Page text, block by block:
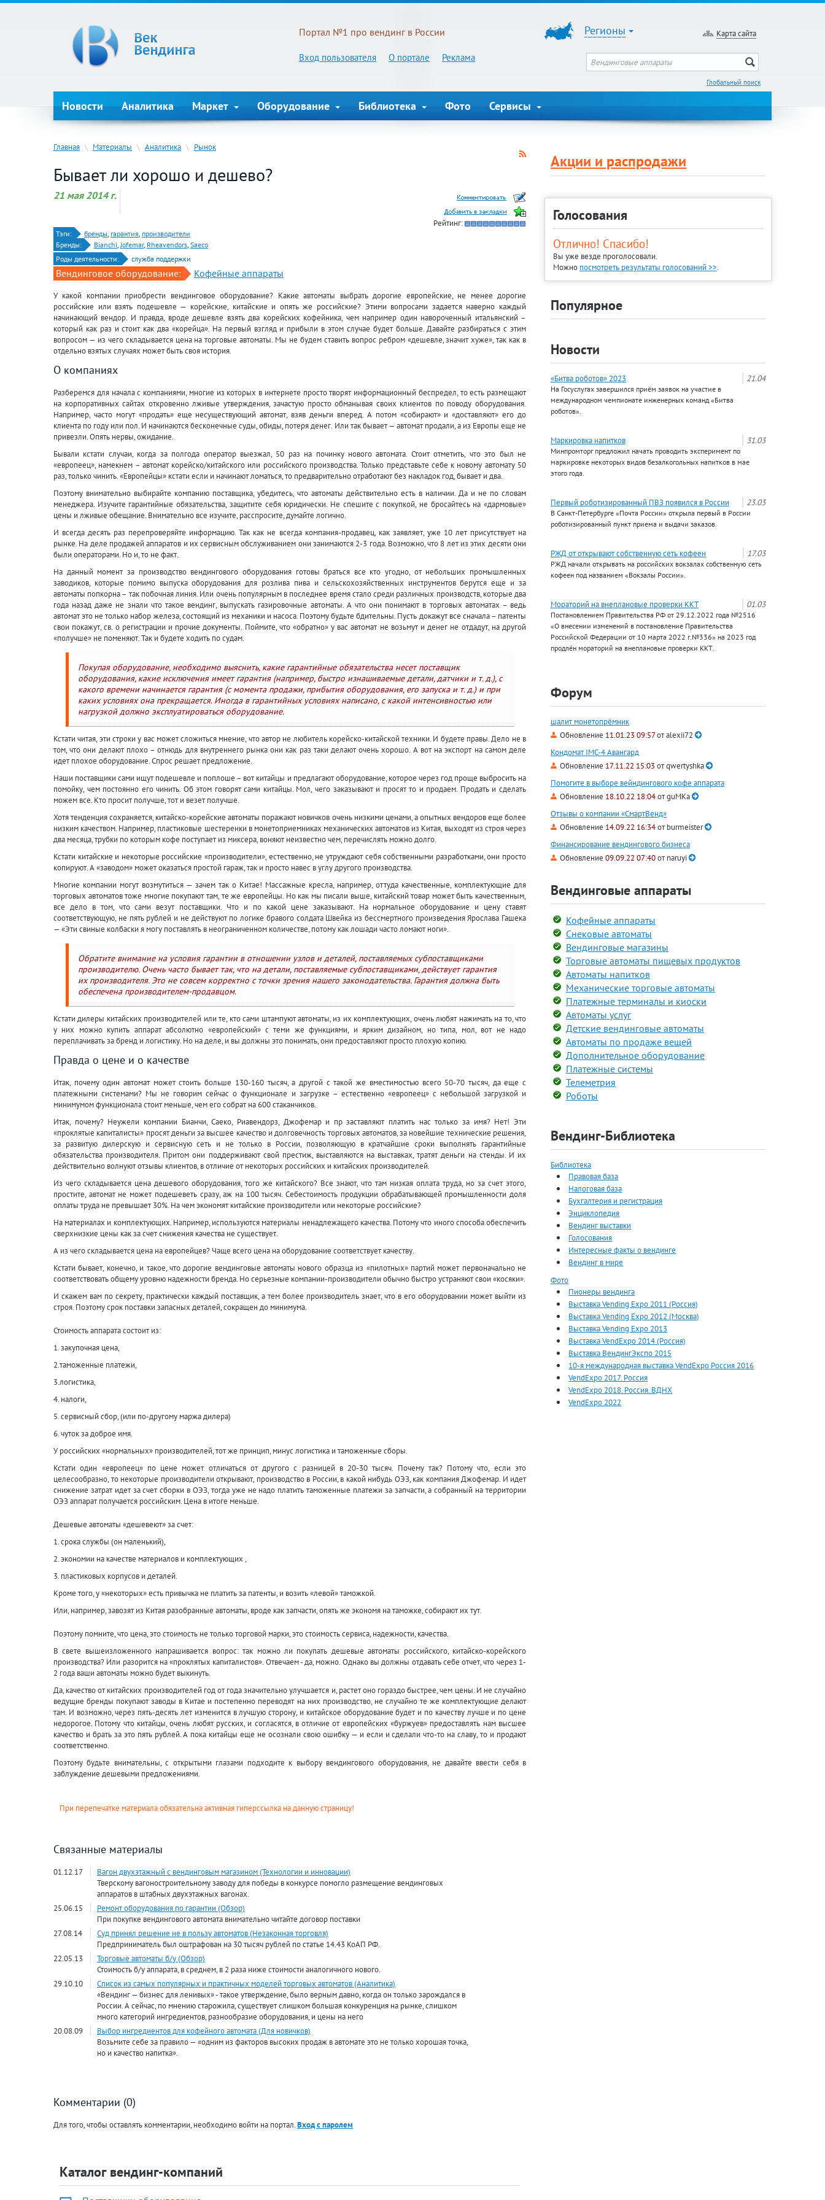
Портал №1 про вендинг в России
Вход пользователя О портале Реклама
Регионы Карта сайта
Глобальный поиск
Новости Аналитика Маркет Оборудование Библиотека Фото Сервисы
Главная \ Материалы \ Аналитика \ Рынок
Бывает ли хорошо и дешево?
21 мая 2014 г.
Рейтинг:
Тэги: бренды, гарантия, производители
Бренды:
Bianchi,Jofemar, Rheavendors, Saeco
Роды деятельности:
служба поддержки
Вендинговое оборудование: Кофейные аппараты
У какой компании приобрести вендинговое оборудование? Какие автоматы выбрать дорогие европейские, не менее дорогие
российские или взять подешевле — корейские, китайские и опять же российские? Этими вопросами задается наверно каждый
начинающий вендор. И правда, вроде дешевле взять два корейских кофейника, чем например один навороченный итальянский –
который как раз и стоит как два «корейца». На первый взгляд и прибыли в этом случае будет больше. Давайте разбираться с этим
вопросом — из чего складывается цена на торговые автоматы. Мы не будем ставить вопрос ребром «дешевле, значит хуже», так как в
отдельно взятых случаях может быть своя история.
О компаниях
Разберемся для начала с компаниями, многие из которых в интернете просто творят информационный беспредел, то есть размещают
на корпоративных сайтах откровенно лживые утверждения, зачастую просто обманывая своих клиентов по поводу оборудования.
Например, часто могут «продать» еще несуществующий автомат, взяв деньги вперед. А потом «собирают» и «доставляют» его до
клиента по году или пол. И начинаются бесконечные суды, обиды, потеря денег. Или так бывает — автомат продали, а из Европы еще не
привезли. Опять нервы, ожидание.
Бывали кстати случаи, когда за полгода оператор выезжал, 50 раз на починку нового автомата. Стоит отметить, что это был не
«европеец», намекнем – автомат корейско/китайского или российского производства. Только представьте себе к новому автомату 50
раз, только чинить. «Европейцы» кстати если и начинают ломаться, то предварительно отработают без накладок год, бывает и два.
Поэтому внимательно выбирайте компанию поставщика, убедитесь, что автоматы действительно есть в наличии. Да и не по словам
менеджера. Изучите гарантийные обязательства, защитите себя юридически. Не спешите с покупкой, не бросайтесь на «дармовые»
цены и лживые обещание. Внимательно все изучите, расспросите, думайте логично.
И всегда десять раз перепроверяйте информацию. Так как не всегда компания-продавец, как заявляет, уже 10 лет присутствует на
рынке. На деле продажей аппаратов и их сервисным обслуживанием они занимаются 2-3 года. Возможно, что 8 лет из этих десяти они
были операторами. Но и, то не факт.
На данный момент за производство вендингового оборудования готовы браться все кто угодно, от небольших промышленных
заводиков, которые помимо выпуска оборудования для розлива пива и сельскохозяйственных инструментов берутся еще и за
автоматы попкорна – так побочная линия. Или очень популярным в последнее время стало среди различных производств, которые два
года назад даже не знали что такое вендинг, выпускать газировочные автоматы. А что они понимают в торговых автоматах – ведь
автомат это не только набор железа, состоящий из механики и насоса. Поэтому будьте бдительны. Пусть докажут все сначала – патенты
свои покажут, св. о регистрации и прочие документы. Поймите, что «обратно» у вас автомат не возьмут и денег не отдадут, на другой
«получше» не поменяют. Так и будете ходить по судам.
Покупая оборудование, необходимо выяснить, какие гарантийные обязательства несет поставщик
оборудования, какие исключения имеет гарантия (например, быстро изнашиваемые детали, датчики и т. д.), с
какого времени начинается гарантия (с момента продажи, прибытия оборудования, его запуска и т. д.) и при
каких условиях она прекращается. Иногда в гарантийных условиях написано, с какой интенсивностью или
нагрузкой должно эксплуатироваться оборудование.
Кстати читая, эти строки у вас может сложиться мнение, что автор не любитель корейско-китайской техники. И будете правы. Дело не в
том, что они делают плохо – отнюдь для внутреннего рынка они как раз таки делают очень хорошо. А вот на экспорт на самом деле
идет плохое оборудование. Спрос решает предложение.
Наши поставщики сами ищут подешевле и поплоше – вот китайцы и предлагают оборудование, которое через год проще выбросить на
помойку, чем постоянно его чинить. Об этом говорят сами китайцы. Мол, чего заказывают и просят то и продаем. Продать и сделать
можем все. Кто просит получше, тот и везет получше.
Хотя тенденция сохраняется, китайско-корейские автоматы поражают новичков очень низкими ценами, а опытных вендоров еще более
низким качеством. Например, пластиковые шестеренки в монетоприемниках механических автоматов из Китая, выходят из строя через
два месяца, трубки по которым кофе поступает из миксера, воняют неизвестно чем, перечислять можно долго.
Кстати китайские и некоторые российские «производители», естественно, не утруждают себя собственными разработками, они просто
копируют. А «заводом» может оказаться простой гараж, так и просто навес в углу другого производства.
Многие компании могут возмутиться — зачем так о Китае! Массажные кресла, например, оттуда качественные, комплектующие для
торговых автоматов тоже многие покупают там, те же европейцы. Но как мы писали выше, китайский товар может быть качественным,
все дело в том, что сами везут поставщики. Что и по какой цене заказывают. На нормальное оборудование и цену ставят
соответствующую, не пять рублей и не действуют по логике бравого солдата Швейка из бессмертного произведения Ярослава Гашека
— «Эти свиные колбаски я могу поставлять в неограниченном количестве, потому как лошади часто ломают ноги».
Обратите внимание на условия гарантии в отношении узлов и деталей, поставляемых субпоставщиками
производителю. Очень часто бывает так, что на детали, поставляемые субпоставщиками, действует гарантия
их производителя. Это не совсем корректно с точки зрения нашего законодательства. Гарантия должна быть
обеспечена производителем-продавцом.
Кстати дилеры китайских производителей или те, кто сами штампуют автоматы, из их комплектующих, очень любят нажимать на то, что
у них можно купить аппарат абсолютно «европейский» с теми же функциями, и ярким дизайном, но типа, мол, вот не надо
переплачивать за бренд и логистику. Но на деле, и вы должны это понимать, они предоставляют просто плохую копию.
Правда о цене и о качестве
Итак, почему один автомат может стоить больше 130-160 тысяч, а другой с такой же вместимостью всего 50-70 тысяч, да еще с
платежными системами? Мы не говорим сейчас о функционале и загрузке – естественно «европеец» с небольшой загрузкой и
минимумом функционала стоит меньше, чем его собрат на 600 стаканчиков.
Итак, почему? Неужели компании Бианчи, Саеко, Риавендорз, Джофемар и пр заставляют платить нас только за имя? Нет! Эти
«проклятые капиталисты» просят деньги за высшее качество и долговечность торговых автоматов, за новейшие технические решения,
за развитую дилерскую и сервисную сеть и не только в России, позволяющую в кратчайшие сроки выполнять гарантийные
обязательства производителя. Притом они поддерживают свой престиж, выставляются на выставках, тратят деньги на стенды. И их
действительно волнуют отзывы клиентов, в отличие от некоторых российских и китайских производителей.
Из чего складывается цена дешевого оборудования, того же китайского? Все знают, что там низкая оплата труда, но за счет этого,
простите, автомат не может подешеветь сразу, аж на 100 тысяч. Себестоимость продукции обрабатывающей промышленности доля
оплаты труда не превышает 30%. На чем экономят китайские производители или некоторые российские?
На материалах и комплектующих. Например, используются материалы ненадлежащего качества. Потому что иного способа обеспечить
сверхнизкие цены как за счет снижения качества не существует.
А из чего складывается цена на европейцев? Чаще всего цена на оборудование соответствует качеству.
Кстати бывает, конечно, и такое, что дорогие вендинговые автоматы нового образца из «пилотных» партий может первоначально не
соответствовать общему уровню надежности бренда. Но серьезные компании-производители обычно быстро устраняют свои «косяки».
И скажем вам по секрету, практически каждый поставщик, а тем более производитель знает, что в его оборудовании может выйти из
строя. Поэтому срок поставки запасных деталей, сокращен до минимума.
Стоимость аппарата состоит из:
1. закупочная цена,
2.таможенные платежи,
3.логистика,
4. налоги,
5. сервисный сбор, (или по-другому маржа дилера)
6. чуток за доброе имя.
У российских «нормальных» производителей, тот же принцип, минус логистика и таможенные сборы.
Кстати один «европеец» по цене может отличаться от другого с разницей в 20-30 тысяч. Почему так? Потому что, если это
целесообразно, то некоторые производители открывают, производство в России, в какой нибудь ОЭЗ, как компания Джофемар. И идет
снижение затрат идет за счет сборки в ОЭЗ, тогда уже не надо платить таможенные платежи за запчасти, а собранный на территории
ОЭЗ аппарат получается российским. Цена в итоге меньше.
Дешевые автоматы «дешевеют» за счет:
1. срока службы (он маленький),
2. экономии на качестве материалов и комплектующих ,
3. пластиковых корпусов и деталей.
Кроме того, у «некоторых» есть привычка не платить за патенты, и возить «левой» таможкой.
Или, например, завозят из Китая разобранные автоматы, вроде как запчасти, опять же экономя на таможке, собирают их тут.
Поэтому помните, что цена, это стоимость не только торговой марки, это стоимость сервиса, надежности, качества.
В свете вышеизложенного напрашивается вопрос: так можно ли покупать дешевые автоматы российского, китайско-корейского
производства? Или разорится на «проклятых капиталистов». Отвечаем - да, можно. Однако вы должны отдавать себе отчет, что через 1-
2 года ваши автоматы можно будет выкинуть.
Да, качество от китайских производителей год от года значительно улучшается и, растет оно гораздо быстрее, чем цены. И не случайно
ведущие бренды покупают заводы в Китае и постепенно переводят на них производство, не случайно те же комплектующие делают
там. И возможно, через пять-десять лет изменится в лучшую сторону, и китайское оборудование будет и по качеству лучше и по цене
недорогое. Потому что китайцы, очень любят русских, и согласятся, в отличие от европейских «буржуев» предоставлять нам высшее
качество и брать за это пять рублей. А пока китайцы еще не осознали свою ошибку — и если и сделали что-то на славу, то и продают
соответственно.
Поэтому будьте внимательны, с открытыми глазами подходите к выбору вендингового оборудования, не давайте ввести себя в
заблуждение дешевыми предложениями.
При перепечатке материала обязательна активная гиперссылка на данную страницу!
Связанные материалы
01.12.17
Вагон двухэтажный с вендинговым магазином (Технологии и инновации)
Тверскому вагоностроительному заводу для победы в конкурсе помогло размещение вендинговых
аппаратов в штабных двухэтажных вагонах.
25.06.15
Ремонт оборудования по гарантии (Обзор)
При покупке вендингового автомата внимательно читайте договор поставки
27.08.14
Суд принял решение не в пользу автоматов (Незаконная торговля)
Предприниматель был оштрафован на 30 тысяч рублей по статье 14.43 КоАП РФ.
22.05.13
Торговые автоматы б/у (Обзор)
Стоимость б/у аппарата, в среднем, в 2 раза ниже стоимости аналогичного нового.
29.10.10
Список из самых популярных и практичных моделей торговых автоматов (Аналитика)
«Вендинг — бизнес для ленивых» - такое утверждение, было верным давно, когда он только зарождался в
России. А сейчас, по мнению старожила, существует слишком большая конкуренция на рынке, слишком
много категорий ингредиентов, разнообразие оборудования, и цены на него
20.08.09
Выбор ингредиентов для кофейного автомата (Для новичков)
Возьмите себе за правило — «одним из факторов высоких продаж в автомате это не только хорошая точка,
но и качество напитка».
Комментарии (0)
Для того, чтобы оставлять комментарии, необходимо войти на портал.Вход с паролем
Каталог вендинг-компаний
Акции и распродажи
Голосования
Отлично! Спасибо!
Вы уже везде проголосовали.
Можно посмотреть результаты голосований >>.
Популярное
Новости
21.04
«Битва роботов» 2023
На Госуслугах завершился приём заявок на участие в
международном чемпионате инженерных команд «Битва
роботов».
31.03
Маркировка напитков
Минпромторг предложил начать проводить эксперимент по
маркировке некоторых видов безалкогольных напитков в мае
этого года.
23.03
Первый роботизированный ПВЗ появился в России
В Санкт-Петербурге «Почта России» открыла первый в России
роботизированный пункт приема и выдачи заказов.
17.03
РЖД от открывают собственную сеть кофеен
РЖД начали открывать на российских вокзалах собственную сеть
кофеен под названием «Вокзалы России».
01.03
Мораторий на внеплановые проверки ККТ
Постановлением Правительства РФ от 29.12.2022 года №2516
«О внесении изменений в постановление Правительства
Российской Федерации от 10 марта 2022 г.№336» на 2023 год
продлён мораторий на внеплановые проверки ККТ.
Форум
шалит монетопрёмник
Обновление 11.01.23 09:57отalexii72
Кондомат IMC-4 Авангард
Обновление 17.11.22 15:03 отqwertyshka
Помогите в выборе вейндингового кофе аппарата
Обновление 18.10.22 18:04отguMKa
Отзывы о компании «СмартВенд»
Обновление 14.09.22 16:34отburmeister
Финансирование вендингового бизнеса
Обновление 09.09.22 07:40отnaruyi
Вендинговые аппараты
Кофейные аппараты
Снековые автоматы
Вендинговые магазины
Торговые автоматы пищевых продуктов
Автоматы напитков
Механические торговые автоматы
Платежные терминалы и киоски
Автоматы услуг
Детские вендинговые автоматы
Автоматы по продаже вещей
Дополнительное оборудование
Платежные системы
Телеметрия
Роботы
Вендинг-Библиотека
Библиотека
Правовая база
Налоговая база
Бухгалтерия и регистрация
Энциклопедия
Вендинг выставки
Голосования
Интересные факты о вендинге
Вендинг в мире
Фото
Пионеры вендинга
Выставка Vending Expo 2011 (Россия)
Выставка Vending Expo 2012 (Москва)
Выставка Vending Expo 2013
Выставка VendExpo 2014 (Россия)
Выставка ВендингЭкспо 2015
10-я международная выставка VendExpo Россия 2016
VendExpo 2017. Россия
VendExpo 2018. Россия. ВДНХ
VendExpo 2022